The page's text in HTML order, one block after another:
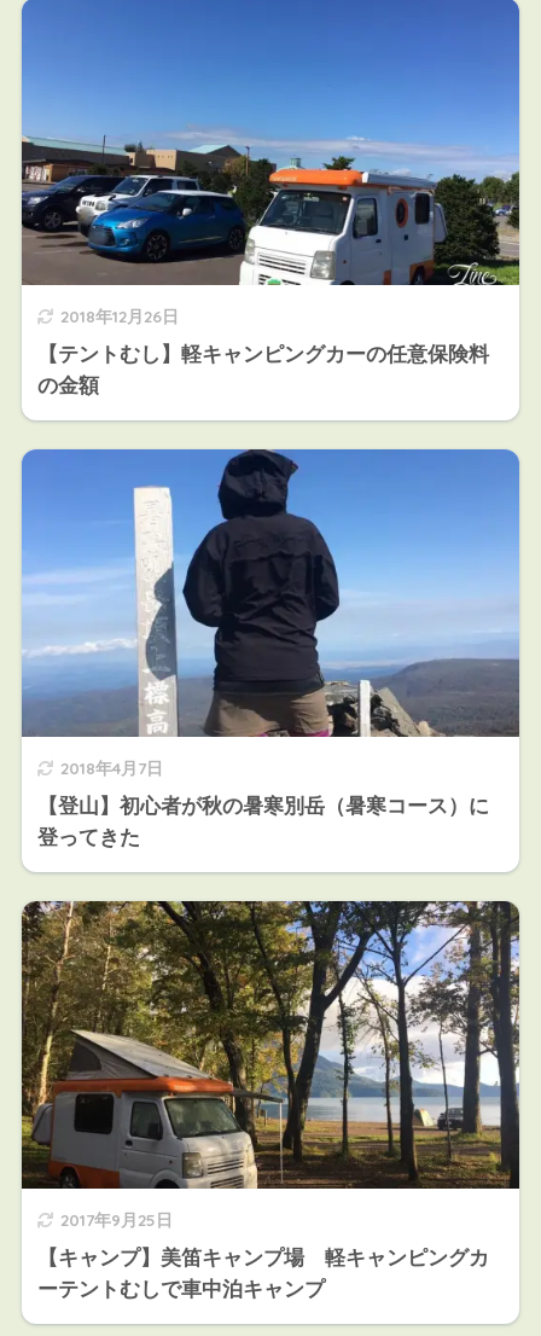
2018年12月26日
【テントむし】軽キャンピングカーの任意保険料
の金額
2018年4月7日
【登山】初心者が秋の暑寒別岳（暑寒コース）に
登ってきた
2017年9月25日
【キャンプ】美笛キャンプ場 軽キャンピングカ
ーテントむしで車中泊キャンプ